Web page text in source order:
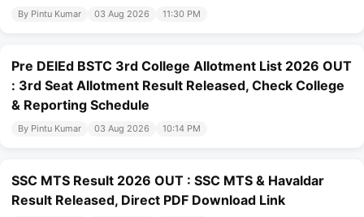
By Pintu Kumar 03 Aug 2026 11:30 PM
Pre DElEd BSTC 3rd College Allotment List 2026 OUT
: 3rd Seat Allotment Result Released, Check College
& Reporting Schedule
By Pintu Kumar 03 Aug 2026 10:14 PM
SSC MTS Result 2026 OUT : SSC MTS & Havaldar
Result Released, Direct PDF Download Link